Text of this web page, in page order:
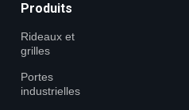
Produits
Rideaux et
grilles
Portes
industrielles